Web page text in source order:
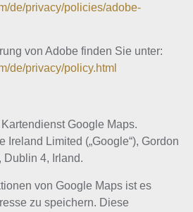
de/privacy/policies/adobe-
von Adobe finden Sie unter:
de/privacy/policy.html
Google Maps.
Ireland Limited („Google“), Gordon
Dublin 4, Irland.
von Google Maps ist es
zu speichern. Diese